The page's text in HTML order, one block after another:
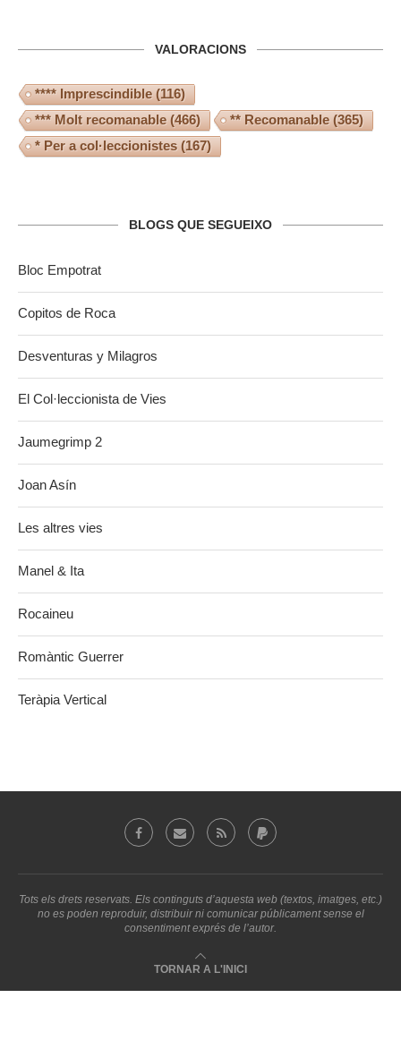
VALORACIONS
**** Imprescindible(116)
*** Molt recomanable(466) ** Recomanable(365)
* Per a col·leccionistes (167)
BLOGS QUE SEGUEIXO
Bloc Empotrat
Copitos de Roca
Desventuras y Milagros
El Col·leccionista de Vies
Jaumegrimp 2
Joan Asín
Les altres vies
Manel & Ita
Rocaineu
Romàntic Guerrer
Teràpia Vertical
Tots els drets reservats. Els continguts d’aquesta web (textos, imatges, etc.)
no es poden reproduir, distribuir ni comunicar públicament sense el
consentiment exprés de l’autor.
TORNAR A L'INICI